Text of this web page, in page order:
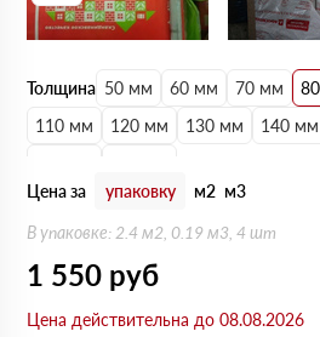
Толщина 50 мм 60 мм 70 мм
110 мм
120 мм 130 мм 140 мм
Цена за
упаковку м2 м3
В упаковке: 2.4 м2, 0.19 м3, 4 шт
1 550 руб
Цена действительна до 08.08.2026